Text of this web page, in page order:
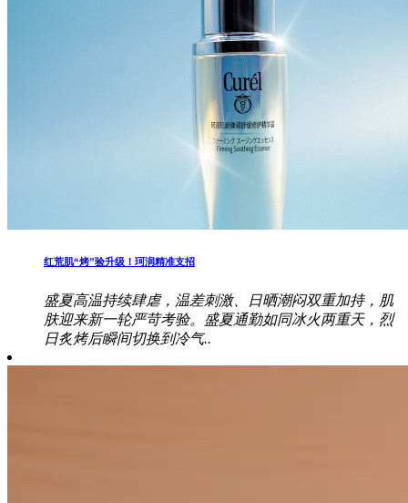
红荒肌“烤”验升级！珂润精准支招
盛夏高温持续肆虐，温差刺激、日晒潮闷双重加持，肌
肤迎来新一轮严苛考验。盛夏通勤如同冰火两重天，烈
日炙烤后瞬间切换到冷气..